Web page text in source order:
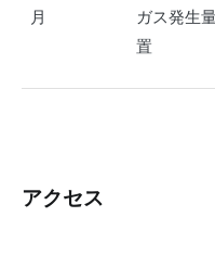
月
ガス発生
置
アクセス